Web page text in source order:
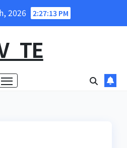
2026 2:27:14 PM